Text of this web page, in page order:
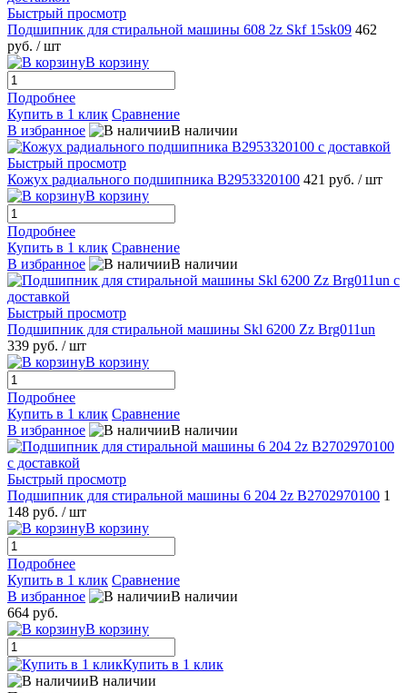
Быстрый просмотр
Подшипник для стиральной машины 608 2z Skf 15sk09 462
руб. / шт
В корзину
Подробнее
Купить в 1 клик Сравнение
В избранное
В наличии
Быстрый просмотр
Кожух радиального подшипника B2953320100 421 руб. / шт
В корзину
Подробнее
Купить в 1 клик Сравнение
В избранное
В наличии
Быстрый просмотр
Подшипник для стиральной машины Skl 6200 Zz Brg011un
339 руб. / шт
В корзину
Подробнее
Купить в 1 клик Сравнение
В избранное
В наличии
Быстрый просмотр
Подшипник для стиральной машины 6 204 2z B2702970100 1
148 руб. / шт
В корзину
Подробнее
Купить в 1 клик Сравнение
В избранное
В наличии
664 руб.
В корзину
Купить в 1 клик
В наличии